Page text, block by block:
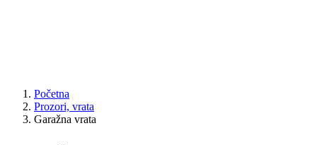
Početna
Prozori, vrata
Garažna vrata